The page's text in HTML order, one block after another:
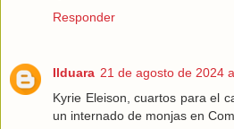
Responder
Ilduara 21 de agosto de 2024
Kyrie Eleison, cuartos para el
un internado de monjas en